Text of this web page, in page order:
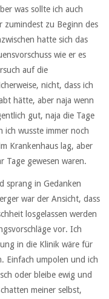
was sollte ich auch
zumindest zu Beginn des
hatte sich das
wie er es
auf die
nicht, dass ich
hätte, aber naja wenn
gut, naja die Tage
ich wusste immer noch
Krankenhaus lag, aber
Tage gewesen waren.
sprang in Gedanken
war der Ansicht, dass
losgelassen werden
vor. Ich
in die Klinik wäre für
Einfach umpolen und ich
oder bleibe ewig und
meiner selbst,